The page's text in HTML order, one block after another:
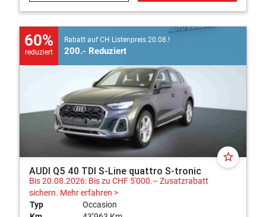
60%
reduziert
Rabatt auf CH Listenpreis 20.08.!
200.- Reduziert
star_border
AUDI Q5 40 TDI S-Line quattro S-tronic
Bis 20.08.2026: Bis zu CHF 5'000.– Zusatzrabatt
sichern. Mehr erfahren >
Typ
Occasion